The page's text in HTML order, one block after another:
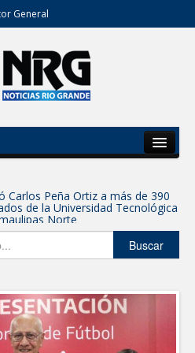
General
Estado
Carlos Peña Ortiz a más de 390
de la Universidad Tecnológica
Norte
DE CARMEN LILIA
UN MEJOR SERVICIO DE
POTABLE
DIF Tamaulipas trámite de
y placas de circulación para
con discapacidad
Buscar